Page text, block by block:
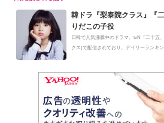
韓ドラ『梨泰院クラス』『
りだこの子役
日韓で人気沸騰中のドラマ、tvN『二十五
クス)で配信されており、デイリーランキ